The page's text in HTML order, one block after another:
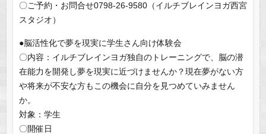
〇ご予約・お問合せ0798‐26‐9580（イルチブレインヨガ西宮
スタジオ）
●脳活性化で夢を現実に学生さん向け体験会
〇内容：イルチブレインヨガ独自のトレーニングで、脳の潜
在能力を開発し夢を現実に近づけませんか？現在夢がない方
や将来が不安な方もこの機会に自分を見つめていみません
か。
対象：学生
〇開催日